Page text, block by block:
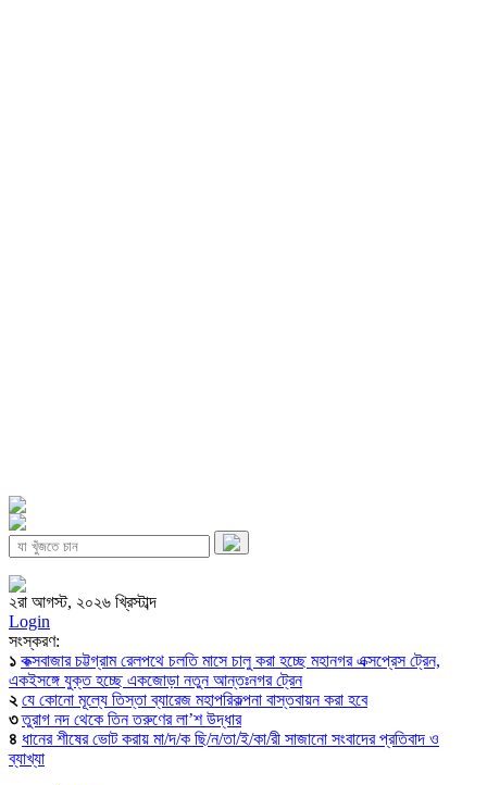
২রা আগস্ট, ২০২৬ খ্রিস্টাব্দ
Login
সংস্করণ:
১ কক্সবাজার চট্টগ্রাম রেলপথে চলতি মাসে চালু করা হচ্ছে মহানগর এক্সপ্রেস ট্রেন,
একইসঙ্গে যুক্ত হচ্ছে একজোড়া নতুন আন্তঃনগর ট্রেন
২ যে কোনো মূল্যে তিস্তা ব্যারেজ মহাপরিকল্পনা বাস্তবায়ন করা হবে
৩ তুরাগ নদ থেকে তিন তরুণের লা’শ উদ্ধার
৪ ধানের শীষের ভোট করায় মা/দ/ক ছি/ন/তা/ই/কা/রী সাজানো সংবাদের প্রতিবাদ ও
ব্যাখ্যা